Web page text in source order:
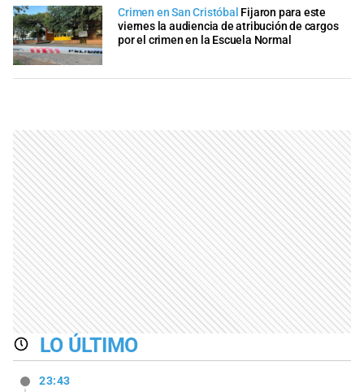
Crimen en San Cristóbal Fijaron para este
viernes la audiencia de atribución de cargos
por el crimen en la Escuela Normal
LO ÚLTIMO
23:43